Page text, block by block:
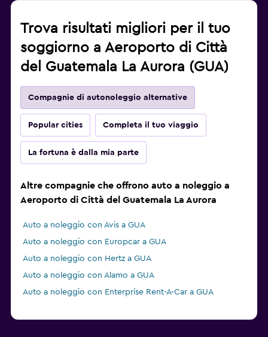
Trova risultati migliori per il tuo
soggiorno a Aeroporto di Città
del Guatemala La Aurora (GUA)
Compagnie di autonoleggio alternative
Popular cities Completa il tuo viaggio
La fortuna è dalla mia parte
Altre compagnie che offrono auto a noleggio a
Aeroporto di Città del Guatemala La Aurora
Auto a noleggio con Avis a GUA
Auto a noleggio con Europcar a GUA
Auto a noleggio con Hertz a GUA
Auto a noleggio con Alamo a GUA
Auto a noleggio con Enterprise Rent-A-Car a GUA